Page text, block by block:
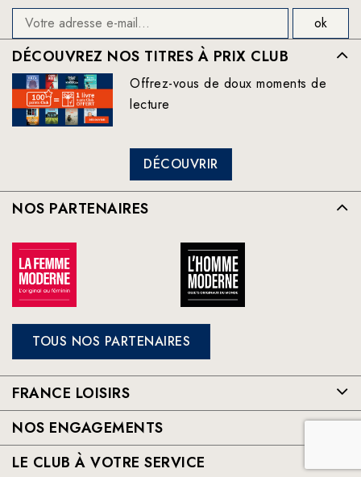
DÉCOUVREZ NOS TITRES À PRIX CLUB
Offrez-vous de doux moments de
lecture
DÉCOUVRIR
NOS PARTENAIRES
TOUS NOS PARTENAIRES
FRANCE LOISIRS
NOS ENGAGEMENTS
LE CLUB À VOTRE SERVICE